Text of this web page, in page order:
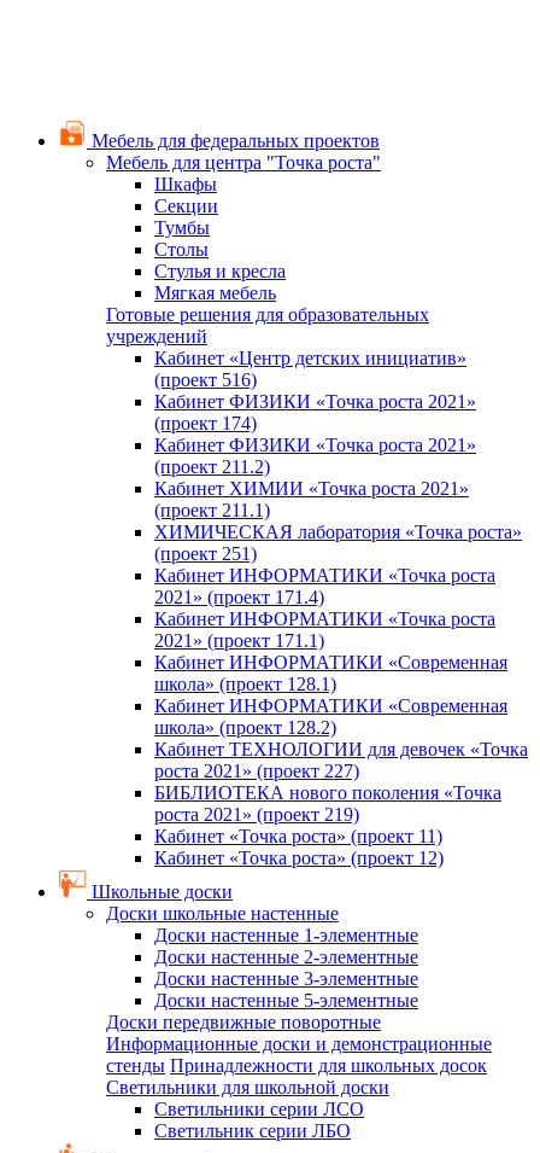
Мебель для федеральных проектов
Мебель для центра "Точка роста"
Шкафы
Секции
Тумбы
Столы
Стулья и кресла
Мягкая мебель
Готовые решения для образовательных
учреждений
Кабинет «Центр детских инициатив»
(проект 516)
Кабинет ФИЗИКИ «Точка роста 2021»
(проект 174)
Кабинет ФИЗИКИ «Точка роста 2021»
(проект 211.2)
Кабинет ХИМИИ «Точка роста 2021»
(проект 211.1)
ХИМИЧЕСКАЯ лаборатория «Точка роста»
(проект 251)
Кабинет ИНФОРМАТИКИ «Точка роста
2021» (проект 171.4)
Кабинет ИНФОРМАТИКИ «Точка роста
2021» (проект 171.1)
Кабинет ИНФОРМАТИКИ «Современная
школа» (проект 128.1)
Кабинет ИНФОРМАТИКИ «Современная
школа» (проект 128.2)
Кабинет ТЕХНОЛОГИИ для девочек «Точка
роста 2021» (проект 227)
БИБЛИОТЕКА нового поколения «Точка
роста 2021» (проект 219)
Кабинет «Точка роста» (проект 11)
Кабинет «Точка роста» (проект 12)
Школьные доски
Доски школьные настенные
Доски настенные 1-элементные
Доски настенные 2-элементные
Доски настенные 3-элементные
Доски настенные 5-элементные
Доски передвижные поворотные
Информационные доски и демонстрационные
стенды Принадлежности для школьных досок
Светильники для школьной доски
Светильники серии ЛСО
Светильник серии ЛБО